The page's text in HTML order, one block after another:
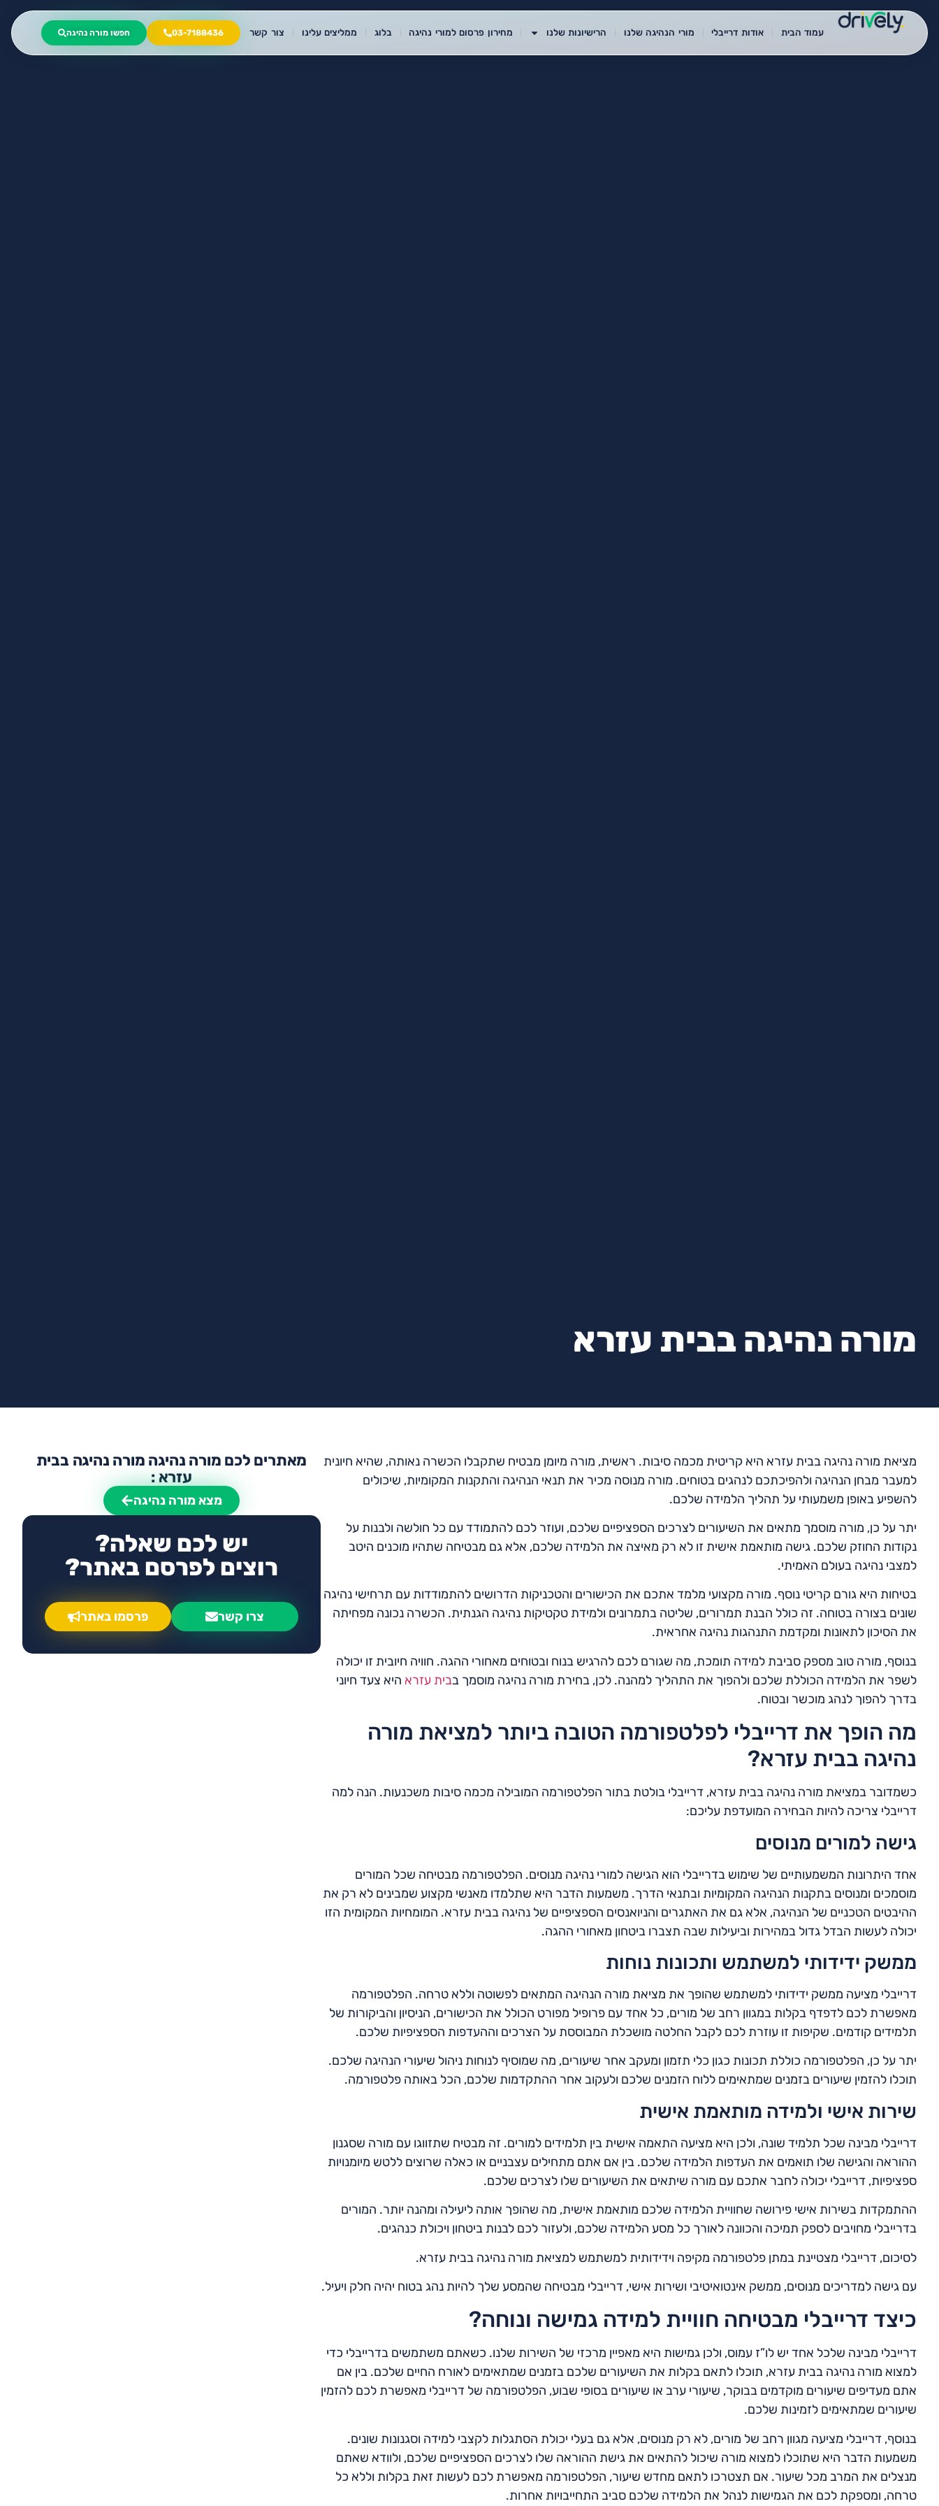
עמוד הבית אודות דרייבלי מורי הנהיגה שלנו הרישיונות שלנו מחירון פרסום למורי נהיגה בלוג ממליצים עלינו צור קשר 03-7188436 חפשו מורה נהיגה
מורה נהיגה בבית עזרא
מציאת מורה נהיגה בבית עזרא היא קריטית מכמה סיבות. ראשית, מורה מיומן מבטיח שתקבלו הכשרה נאותה, שהיא חיונית
למעבר מבחן הנהיגה ולהפיכתכם לנהגים בטוחים. מורה מנוסה מכיר את תנאי הנהיגה והתקנות המקומיות, שיכולים
להשפיע באופן משמעותי על תהליך הלמידה שלכם.
יתר על כן, מורה מוסמך מתאים את השיעורים לצרכים הספציפיים שלכם, ועוזר לכם להתמודד עם כל חולשה ולבנות על
נקודות החוזק שלכם. גישה מותאמת אישית זו לא רק מאיצה את הלמידה שלכם, אלא גם מבטיחה שתהיו מוכנים היטב
למצבי נהיגה בעולם האמיתי.
בטיחות היא גורם קריטי נוסף. מורה מקצועי מלמד אתכם את הכישורים והטכניקות הדרושים להתמודדות עם תרחישי נהיגה
שונים בצורה בטוחה. זה כולל הבנת תמרורים, שליטה בתמרונים ולמידת טקטיקות נהיגה הגנתית. הכשרה נכונה מפחיתה
את הסיכון לתאונות ומקדמת התנהגות נהיגה אחראית.
בנוסף, מורה טוב מספק סביבת למידה תומכת, מה שגורם לכם להרגיש בנוח ובטוחים מאחורי ההגה. חוויה חיובית זו יכולה
לשפר את הלמידה הכוללת שלכם ולהפוך את התהליך למהנה. לכן, בחירת מורה נהיגה מוסמך בבית עזרא היא צעד חיוני
בדרך להפוך לנהג מוכשר ובטוח.
מה הופך את דרייבלי לפלטפורמה הטובה ביותר למציאת מורה
נהיגה בבית עזרא?
כשמדובר במציאת מורה נהיגה בבית עזרא, דרייבלי בולטת בתור הפלטפורמה המובילה מכמה סיבות משכנעות. הנה למה
דרייבלי צריכה להיות הבחירה המועדפת עליכם:
גישה למורים מנוסים
אחד היתרונות המשמעותיים של שימוש בדרייבלי הוא הגישה למורי נהיגה מנוסים. הפלטפורמה מבטיחה שכל המורים
מוסמכים ומנוסים בתקנות הנהיגה המקומיות ובתנאי הדרך. משמעות הדבר היא שתלמדו מאנשי מקצוע שמבינים לא רק את
ההיבטים הטכניים של הנהיגה, אלא גם את האתגרים והניואנסים הספציפיים של נהיגה בבית עזרא. המומחיות המקומית הזו
יכולה לעשות הבדל גדול במהירות וביעילות שבה תצברו ביטחון מאחורי ההגה.
ממשק ידידותי למשתמש ותכונות נוחות
דרייבלי מציעה ממשק ידידותי למשתמש שהופך את מציאת מורה הנהיגה המתאים לפשוטה וללא טרחה. הפלטפורמה
מאפשרת לכם לדפדף בקלות במגוון רחב של מורים, כל אחד עם פרופיל מפורט הכולל את הכישורים, הניסיון והביקורות של
תלמידים קודמים. שקיפות זו עוזרת לכם לקבל החלטה מושכלת המבוססת על הצרכים וההעדפות הספציפיות שלכם.
יתר על כן, הפלטפורמה כוללת תכונות כגון כלי תזמון ומעקב אחר שיעורים, מה שמוסיף לנוחות ניהול שיעורי הנהיגה שלכם.
תוכלו להזמין שיעורים בזמנים שמתאימים ללוח הזמנים שלכם ולעקוב אחר ההתקדמות שלכם, הכל באותה פלטפורמה.
שירות אישי ולמידה מותאמת אישית
דרייבלי מבינה שכל תלמיד שונה, ולכן היא מציעה התאמה אישית בין תלמידים למורים. זה מבטיח שתזווגו עם מורה שסגנון
ההוראה והגישה שלו תואמים את העדפות הלמידה שלכם. בין אם אתם מתחילים עצבניים או כאלה שרוצים ללטש מיומנויות
ספציפיות, דרייבלי יכולה לחבר אתכם עם מורה שיתאים את השיעורים שלו לצרכים שלכם.
ההתמקדות בשירות אישי פירושה שחוויית הלמידה שלכם מותאמת אישית, מה שהופך אותה ליעילה ומהנה יותר. המורים
בדרייבלי מחויבים לספק תמיכה והכוונה לאורך כל מסע הלמידה שלכם, ולעזור לכם לבנות ביטחון ויכולת כנהגים.
לסיכום, דרייבלי מצטיינת במתן פלטפורמה מקיפה וידידותית למשתמש למציאת מורה נהיגה בבית עזרא.
עם גישה למדריכים מנוסים, ממשק אינטואיטיבי ושירות אישי, דרייבלי מבטיחה שהמסע שלך להיות נהג בטוח יהיה חלק ויעיל.
כיצד דרייבלי מבטיחה חוויית למידה גמישה ונוחה?
דרייבלי מבינה שלכל אחד יש לו”ז עמוס, ולכן גמישות היא מאפיין מרכזי של השירות שלנו. כשאתם משתמשים בדרייבלי כדי
למצוא מורה נהיגה בבית עזרא, תוכלו לתאם בקלות את השיעורים שלכם בזמנים שמתאימים לאורח החיים שלכם. בין אם
אתם מעדיפים שיעורים מוקדמים בבוקר, שיעורי ערב או שיעורים בסופי שבוע, הפלטפורמה של דרייבלי מאפשרת לכם להזמין
שיעורים שמתאימים לזמינות שלכם.
בנוסף, דרייבלי מציעה מגוון רחב של מורים, לא רק מנוסים, אלא גם בעלי יכולת הסתגלות לקצבי למידה וסגנונות שונים.
משמעות הדבר היא שתוכלו למצוא מורה שיכול להתאים את גישת ההוראה שלו לצרכים הספציפיים שלכם, ולוודא שאתם
מנצלים את המרב מכל שיעור. אם תצטרכו לתאם מחדש שיעור, הפלטפורמה מאפשרת לכם לעשות זאת בקלות וללא כל
טרחה, ומספקת לכם את הגמישות לנהל את הלמידה שלכם סביב התחייבויות אחרות.
מאתרים לכם מורה נהיגה מורה נהיגה בבית
עזרא :
מצא מורה נהיגה
יש לכם שאלה?
רוצים לפרסם באתר?
צרו קשר פרסמו באתר